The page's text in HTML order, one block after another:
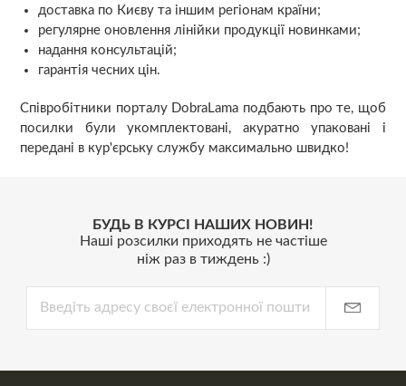
доставка по Києву та іншим регіонам країни;
регулярне оновлення лінійки продукції новинками;
надання консультацій;
гарантія чесних цін.
Співробітники порталу DobraLama подбають про те, щоб
посилки були укомплектовані, акуратно упаковані і
передані в кур'єрську службу максимально швидко!
БУДЬ В КУРСІ НАШИХ НОВИН!
Наші розсилки приходять не частіше
ніж раз в тиждень :)